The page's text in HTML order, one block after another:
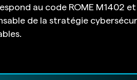
au code ROME M1402
de la stratégie